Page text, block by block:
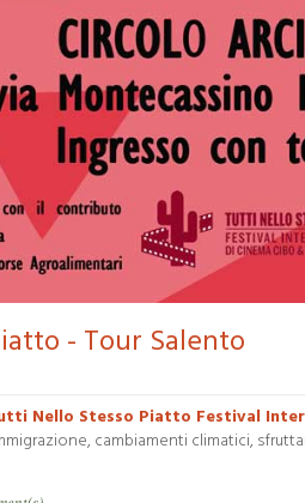
- Tour Salento
Nello Stesso Piatto Festival
cambiamenti climatici,